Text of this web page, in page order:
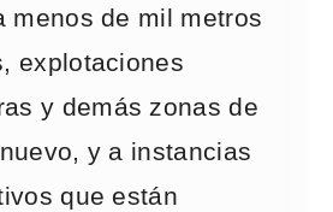
menos de mil metros
explotaciones
y demás zonas de
y a instancias
que están